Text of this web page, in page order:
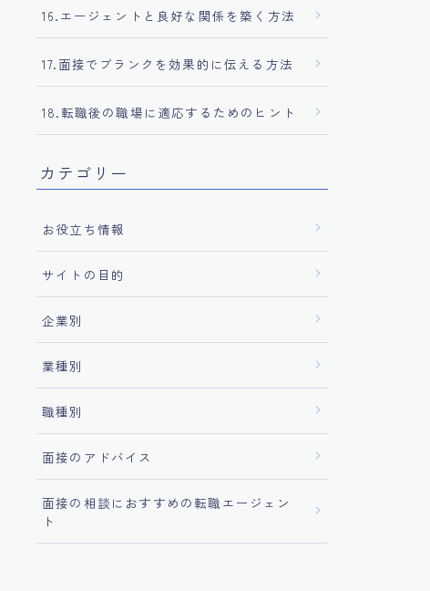
16.エージェントと良好な関係を築く方法
17.面接でブランクを効果的に伝える方法
18.転職後の職場に適応するためのヒント
カテゴリー
お役立ち情報
サイトの目的
企業別
業種別
職種別
面接のアドバイス
面接の相談におすすめの転職エージェン
ト